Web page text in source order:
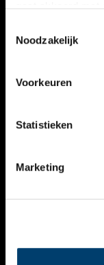
Noodzakelijk
Voorkeuren
Statistieken
Marketing
VERHALEN
KALENDER
THEMA’S
VIDEO’S
CONTACT